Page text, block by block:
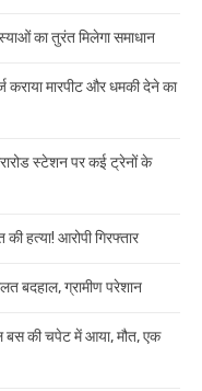
का तुरंत मिलेगा समाधान
मारपीट और धमकी देने का
स्टेशन पर कई ट्रेनों के
हत्या! आरोपी गिरफ्तार
बदहाल, ग्रामीण परेशान
बस की चपेट में आया, मौत, एक